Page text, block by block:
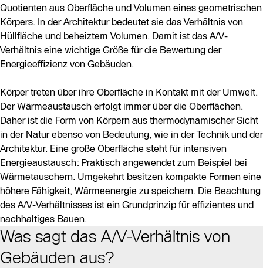
Quotienten aus Oberfläche und Volumen eines geometrischen
Körpers. In der Architektur bedeutet sie das Verhältnis von
Hüllfläche und beheiztem Volumen. Damit ist das A/V-
Verhältnis eine wichtige Größe für die Bewertung der
Energieeffizienz von Gebäuden.
Körper treten über ihre Oberfläche in Kontakt mit der Umwelt.
Der Wärmeaustausch erfolgt immer über die Oberflächen.
Daher ist die Form von Körpern aus thermodynamischer Sicht
in der Natur ebenso von Bedeutung, wie in der Technik und der
Architektur. Eine große Oberfläche steht für intensiven
Energieaustausch: Praktisch angewendet zum Beispiel bei
Wärmetauschern. Umgekehrt besitzen kompakte Formen eine
höhere Fähigkeit, Wärmeenergie zu speichern. Die Beachtung
des A/V-Verhältnisses ist ein Grundprinzip für effizientes und
nachhaltiges Bauen.
Was sagt das A/V-Verhältnis von
Gebäuden aus?